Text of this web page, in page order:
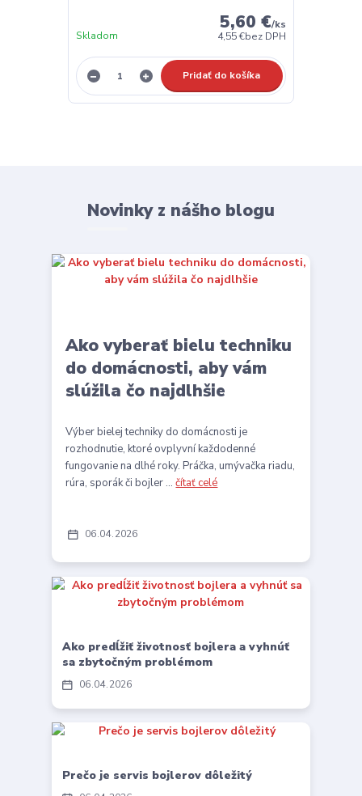
5,60 €/ks
4,55 €bez DPH
Skladom
Pridať do košíka
Novinky z nášho blogu
06 04 2026
Ako vyberať bielu techniku
do domácnosti, aby vám
slúžila čo najdlhšie
Výber bielej techniky do domácnosti je
rozhodnutie, ktoré ovplyvní každodenné
fungovanie na dlhé roky. Práčka, umývačka riadu,
rúra, sporák či bojler ...čítať celé
06 04 2026
Ako predĺžiť životnosť bojlera a vyhnúť
sa zbytočným problémom
Prečo je servis bojlerov dôležitý